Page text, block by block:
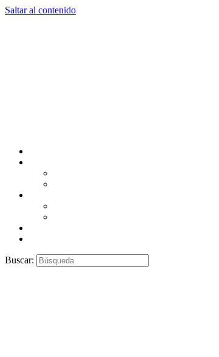
Saltar al contenido
Buscar: